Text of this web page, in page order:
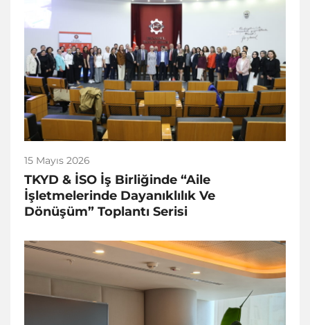
15 Mayıs 2026
TKYD & İSO İş Birliğinde “Aile
İşletmelerinde Dayanıklılık Ve
Dönüşüm” Toplantı Serisi